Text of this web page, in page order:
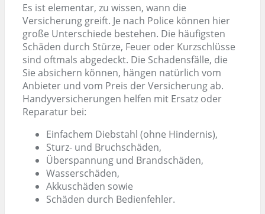
Es ist elementar, zu wissen, wann die
Versicherung greift. Je nach Police können hier
große Unterschiede bestehen. Die häufigsten
Schäden durch Stürze, Feuer oder Kurzschlüsse
sind oftmals abgedeckt. Die Schadensfälle, die
Sie absichern können, hängen natürlich vom
Anbieter und vom Preis der Versicherung ab.
Handyversicherungen helfen mit Ersatz oder
Reparatur bei:
Einfachem Diebstahl (ohne Hindernis),
Sturz- und Bruchschäden,
Überspannung und Brandschäden,
Wasserschäden,
Akkuschäden sowie
Schäden durch Bedienfehler.